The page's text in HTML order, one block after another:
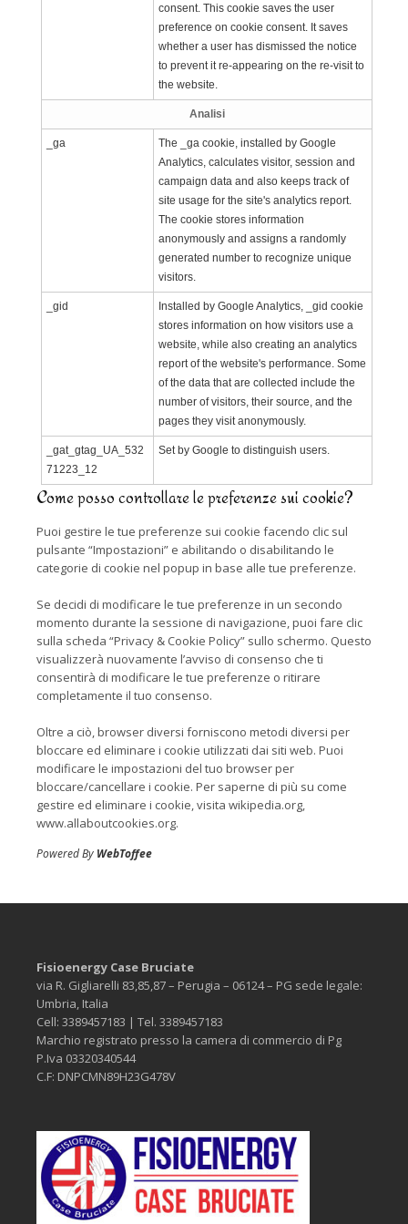
consent. This cookie saves the user
preference on cookie consent. It saves
whether a user has dismissed the notice
to prevent it re-appearing on the re-visit to
the website.
Analisi
_ga
The _ga cookie, installed by Google
Analytics, calculates visitor, session and
campaign data and also keeps track of
site usage for the site's analytics report.
The cookie stores information
anonymously and assigns a randomly
generated number to recognize unique
visitors.
_gid
Installed by Google Analytics, _gid cookie
stores information on how visitors use a
website, while also creating an analytics
report of the website's performance. Some
of the data that are collected include the
number of visitors, their source, and the
pages they visit anonymously.
_gat_gtag_UA_532
71223_12
Set by Google to distinguish users.
Come posso controllare le preferenze sui cookie?
Puoi gestire le tue preferenze sui cookie facendo clic sul
pulsante “Impostazioni” e abilitando o disabilitando le
categorie di cookie nel popup in base alle tue preferenze.
Se decidi di modificare le tue preferenze in un secondo
momento durante la sessione di navigazione, puoi fare clic
sulla scheda “Privacy & Cookie Policy” sullo schermo. Questo
visualizzerà nuovamente l’avviso di consenso che ti
consentirà di modificare le tue preferenze o ritirare
completamente il tuo consenso.
Oltre a ciò, browser diversi forniscono metodi diversi per
bloccare ed eliminare i cookie utilizzati dai siti web. Puoi
modificare le impostazioni del tuo browser per
bloccare/cancellare i cookie. Per saperne di più su come
gestire ed eliminare i cookie, visita wikipedia.org,
www.allaboutcookies.org.
Powered By WebToffee
Fisioenergy Case Bruciate
via R. Gigliarelli 83,85,87 – Perugia – 06124 – PG sede legale:
Umbria, Italia
Cell: 3389457183 | Tel. 3389457183
Marchio registrato presso la camera di commercio di Pg
P.Iva 03320340544
C.F: DNPCMN89H23G478V